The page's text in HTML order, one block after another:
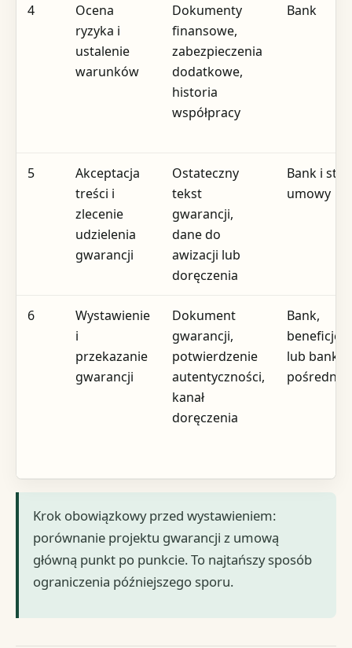
4
Ocena
ryzyka i
ustalenie
warunków
Dokumenty
finansowe,
zabezpieczenia
dodatkowe,
historia
współpracy
Bank
5
Akceptacja
treści i
zlecenie
udzielenia
gwarancji
Ostateczny
tekst
gwarancji,
dane do
awizacji lub
doręczenia
Bank i
umowy
6
Wystawienie
i
przekazanie
gwarancji
Dokument
gwarancji,
potwierdzenie
autentyczności,
kanał
doręczenia
Bank,
lub bank
Krok obowiązkowy przed wystawieniem:
porównanie projektu gwarancji z umową
główną punkt po punkcie. To najtańszy sposób
ograniczenia późniejszego sporu.